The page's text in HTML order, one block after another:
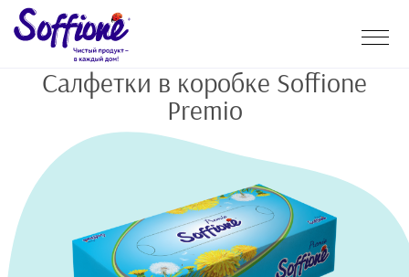
Салфетки в коробке Soffione
Premio